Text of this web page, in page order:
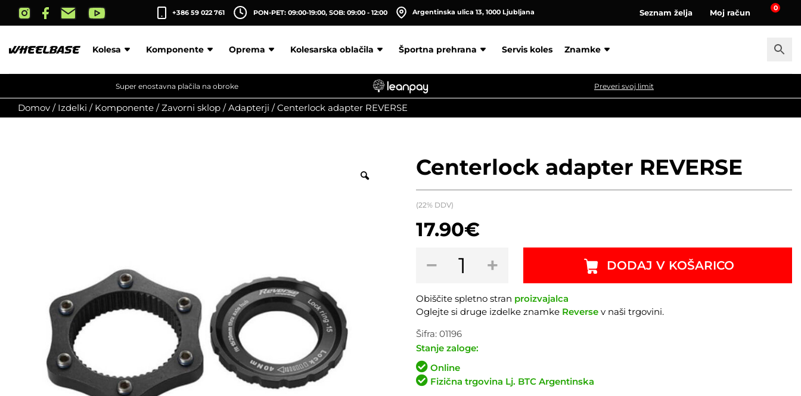
content
+386 59 022 761 PON-PET: 09:00-19:00, SOB: 09:00 - 12:00 Argentinska ulica 13, 1000 Ljubljana Seznam želja Moj račun 0
Kolesa Komponente Oprema Kolesarska oblačila Športna prehrana Servis koles Znamke
Super enostavna plačila na obroke Preveri svoj limit
Domov / Izdelki / Komponente /Zavorni sklop /Adapterji /Centerlock adapter REVERSE
Centerlock adapter REVERSE
17.90€
(22% DDV)
−
adapter
količina
+ DODAJ V KOŠARICO
Obiščite spletno stran proizvajalca
Oglejte si druge izdelke znamke Reverse v naši trgovini.
Šifra:01196
Stanje zaloge:
Online
Fizična trgovina Lj. BTC Argentinska